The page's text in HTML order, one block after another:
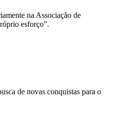
na Associação de
esforço”.
de novas conquistas para o